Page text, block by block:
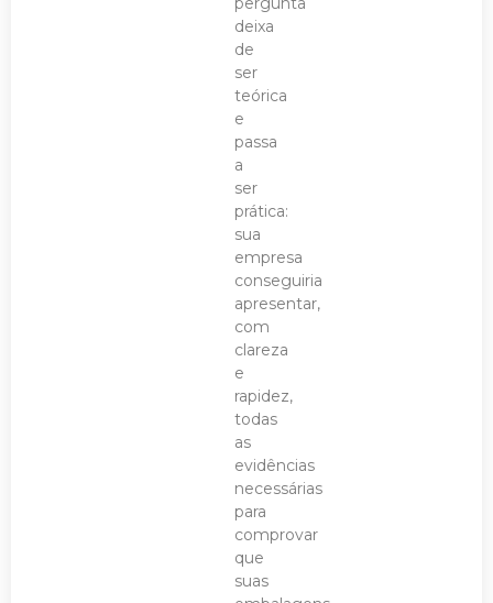
deixa
de
ser
teórica
e
passa
a
ser
prática:
sua
empresa
conseguiria
apresentar,
com
clareza
e
rapidez,
todas
as
evidências
necessárias
para
comprovar
que
suas